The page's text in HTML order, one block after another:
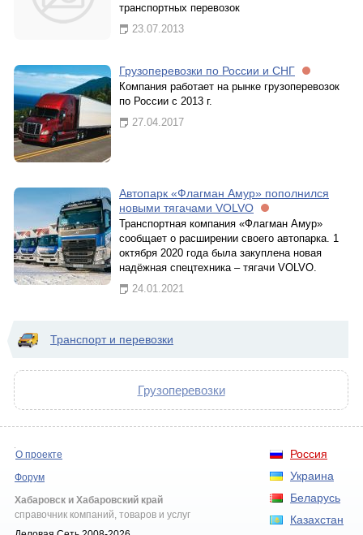
транспортных перевозок
23.07.2013
Грузоперевозки по России и СНГ
Компания работает на рынке грузоперевозок
по России с 2013 г.
27.04.2017
Автопарк «Флагман Амур» пополнился
новыми тягачами VOLVO
Транспортная компания «Флагман Амур»
сообщает о расширении своего автопарка. 1
октября 2020 года была закуплена новая
надёжная спецтехника – тягачи VOLVO.
24.01.2021
Транспорт и перевозки
Грузоперевозки
Россия
Украина
Беларусь
Казахстан
О проекте
Форум
Хабаровск и Хабаровский край
справочник компаний, товаров и услуг